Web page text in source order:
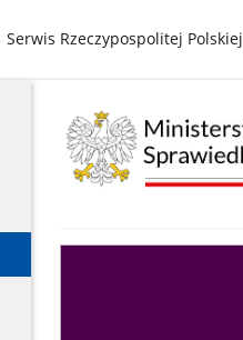
gov.pl
Serwis Rzeczypospolitej Polskiej